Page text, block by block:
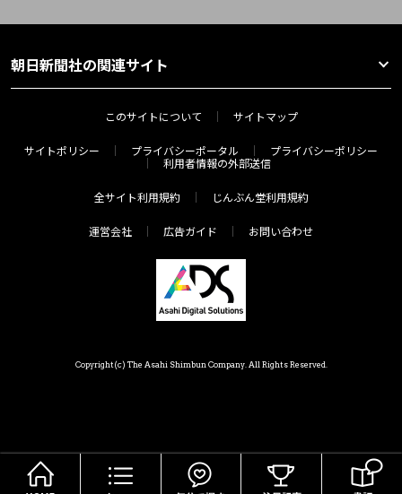
朝日新聞社の関連サイト
このサイトについて サイトマップ
サイトポリシー プライバシーポータル
プライバシーポリシー
利用者情報の外部送信
全サイト利用規約 じんぶん堂利用規約
運営会社 広告ガイド お問い合わせ
Copyright(c) The Asahi Shimbun Company. All Rights Reserved.